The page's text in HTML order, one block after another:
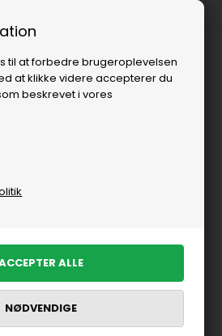
til at forbedre brugeroplevelsen
at klikke videre accepterer du
beskrevet i vores